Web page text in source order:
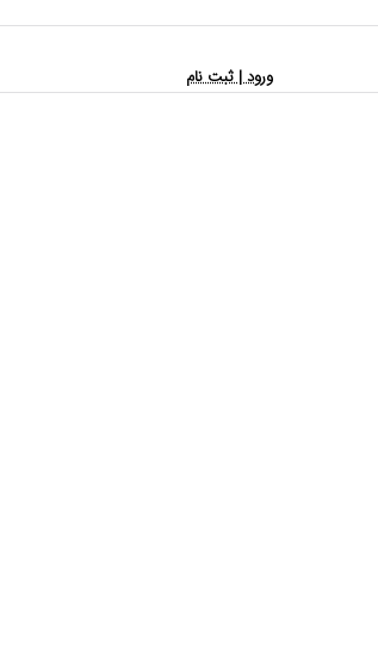
ورود | ثبت نام